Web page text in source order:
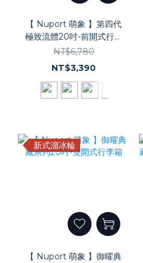
【 Nuport 萌象 】第四代
極致流體20吋-前開式行李
箱
NT$6,780
NT$3,390
新式溜冰輪
【 Nuport 萌象 】御曜典